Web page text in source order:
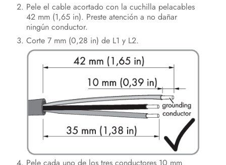
Pele el cable acortado con la cuchilla pelacables
42 mm (1,65 in). Preste atención a no dañar
ningún conductor.
Corte 7 mm (0,28 in) de L1 y L2.
Pele cada uno de los tres conductores 10 mm